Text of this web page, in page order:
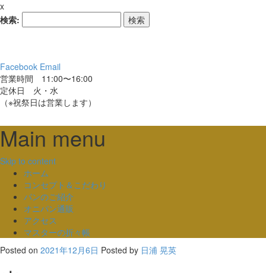
x
検索:
Facebook Email
営業時間 11:00〜16:00
定休日 火・水
（※祝祭日は営業します）
Main menu
Skip to content
ホーム
コンセプト＆こだわり
パンのご紹介
オニパン通販
アクセス
マスターの折々帳
Posted on 2021年12月6日 Posted by 日浦 晃英